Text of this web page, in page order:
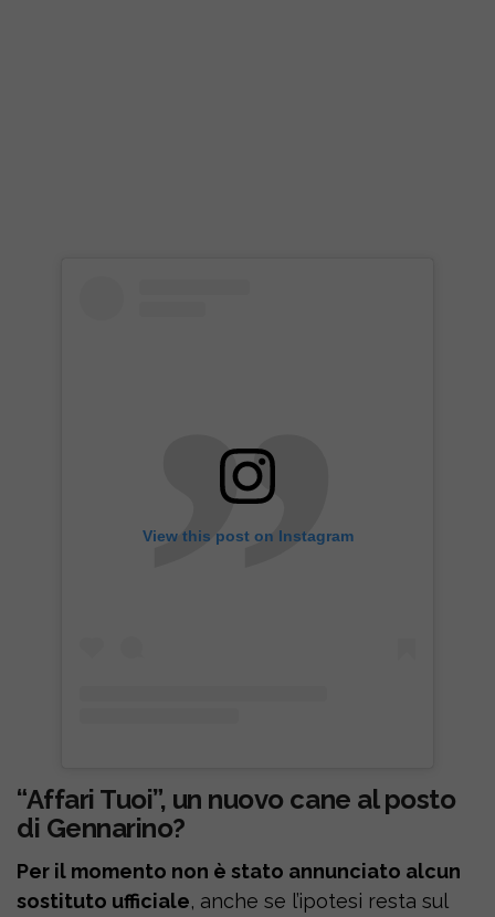
View this post on Instagram
“Affari Tuoi”, un nuovo cane al posto
di Gennarino?
Per il momento non è stato annunciato alcun
sostituto ufficiale, anche se l’ipotesi resta sul